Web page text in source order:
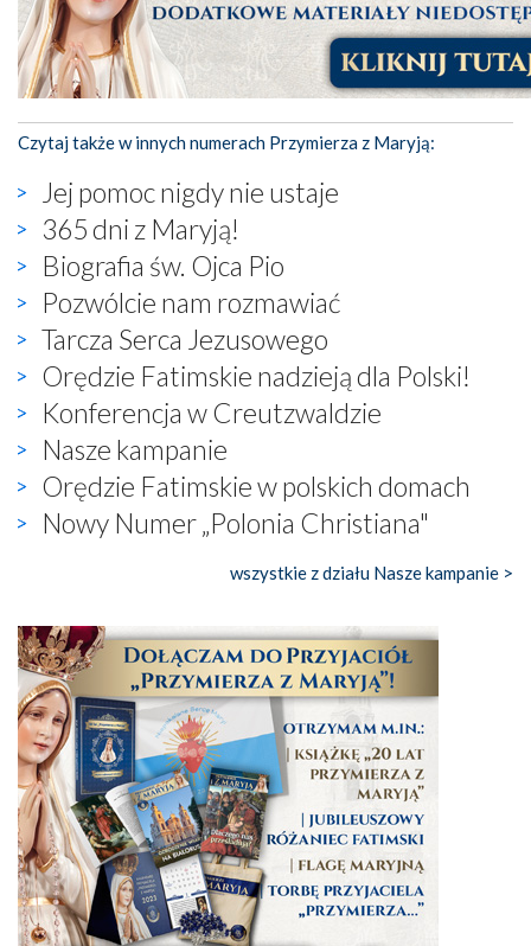
Czytaj także w innych numerach Przymierza z Maryją:
Jej pomoc nigdy nie ustaje
365 dni z Maryją!
Biografia św. Ojca Pio
Pozwólcie nam rozmawiać
Tarcza Serca Jezusowego
Orędzie Fatimskie nadzieją dla Polski!
Konferencja w Creutzwaldzie
Nasze kampanie
Orędzie Fatimskie w polskich domach
Nowy Numer „Polonia Christiana"
wszystkie z działu Nasze kampanie >